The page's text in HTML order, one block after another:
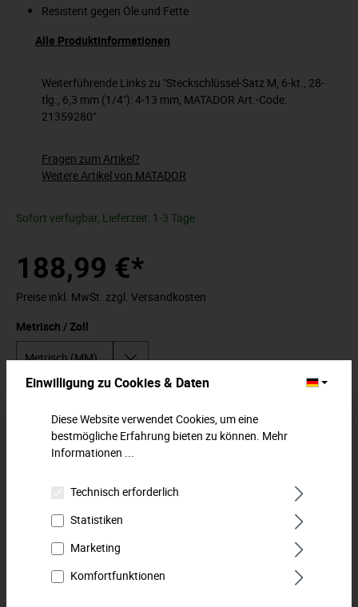
Resistent gegen Öle und Fette
Alle Produktinformationen
Weiterführende Links zu "Steckschlüssel-Satz M, 6-kt., 28-
tlg., 6,3 mm (1/4"): 4-13 mm, MATADOR Art.-Code:
21359280"
Fragen zum Artikel?
Weitere Artikel von MATADOR
Sofort verfügbar, Lieferzeit: 1-3 Tage
188,99 €*
Preise inkl. MwSt. zzgl. Versandkosten
Metrisch / Zoll
Zum Merkzettel hinzufügen
Beschreibung
Steckschlüssel-Satz in 6,3 mm (1/4")Der robuste Klassiker im
stabilen Stahlblechkasten. Steckschlüsselsatz, 6-kt., 6,3 mm
Mehr
Downloads
Einwilligung zu Cookies & Daten
Diese Website verwendet Cookies, um eine
bestmögliche Erfahrung bieten zu können. Mehr
Informationen ...
Technisch erforderlich
Statistiken
Marketing
Komfortfunktionen